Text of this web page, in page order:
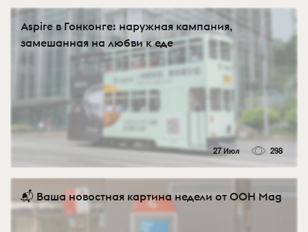
Aspire в Гонконге: наружная кампания,
замешанная на любви к еде
27 Июл 298
📬 Ваша новостная картина недели от OOH Mag